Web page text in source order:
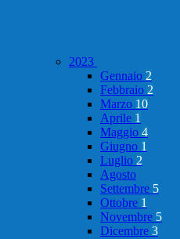
2023
Gennaio 2
Febbraio 2
Marzo 10
Aprile 1
Maggio 4
Giugno 1
Luglio 2
Agosto
Settembre 5
Ottobre 1
Novembre 5
Dicembre 3